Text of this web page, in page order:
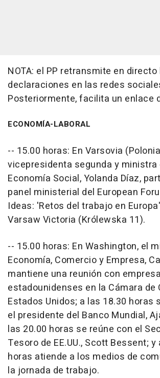
NOTA: el PP retransmite en directo
declaraciones en las redes
Posteriormente, facilita un enlace
ECONOMÍA-LABORAL
-- 15.00 horas: En Varsovia
vicepresidenta segunda y ministra
Economía Social, Yolanda Díaz,
panel ministerial del European
Ideas: 'Retos del trabajo en
Varsaw Victoria (Królewska 11).
-- 15.00 horas: En Washington, el
Economía, Comercio y Empresa,
mantiene una reunión con
estadounidenses en la Cámara de
Estados Unidos; a las 18.30 horas
el presidente del Banco Mundial,
las 20.00 horas se reúne con el
Tesoro de EE.UU., Scott Bessent;
horas atiende a los medios de
la jornada de trabajo.